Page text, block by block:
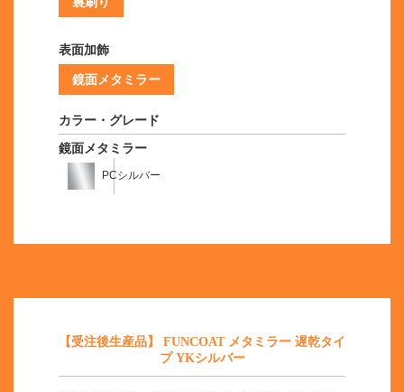
表面加飾
鏡面メタミラー
カラー・グレード
鏡面メタミラー
PCシルバー
【受注後生産品】 FUNCOAT メタミラー 遅乾タイ
プ YKシルバー